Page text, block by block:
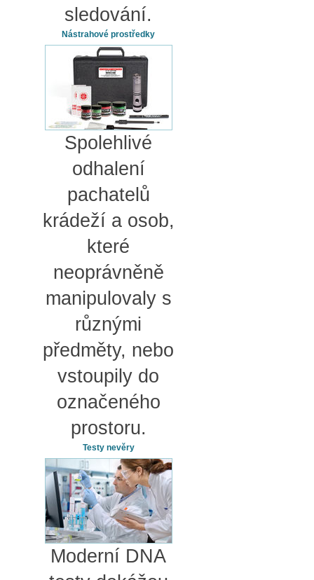
sledování.
Nástrahové prostředky
Spolehlivé
odhalení
pachatelů
krádeží a osob,
které
neoprávněně
manipulovaly s
různými
předměty, nebo
vstoupily do
označeného
prostoru.
Testy nevěry
Moderní DNA